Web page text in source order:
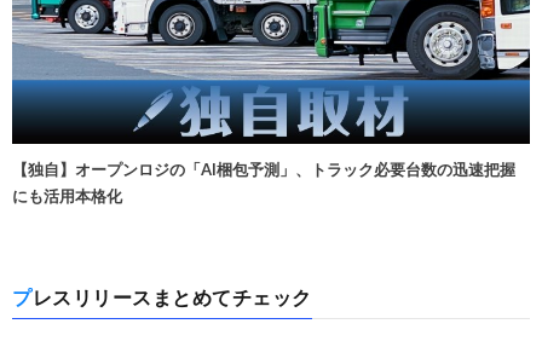
【独自】オープンロジの「AI梱包予測」、トラック必要台数の迅速把握
にも活用本格化
プレスリリースまとめてチェック